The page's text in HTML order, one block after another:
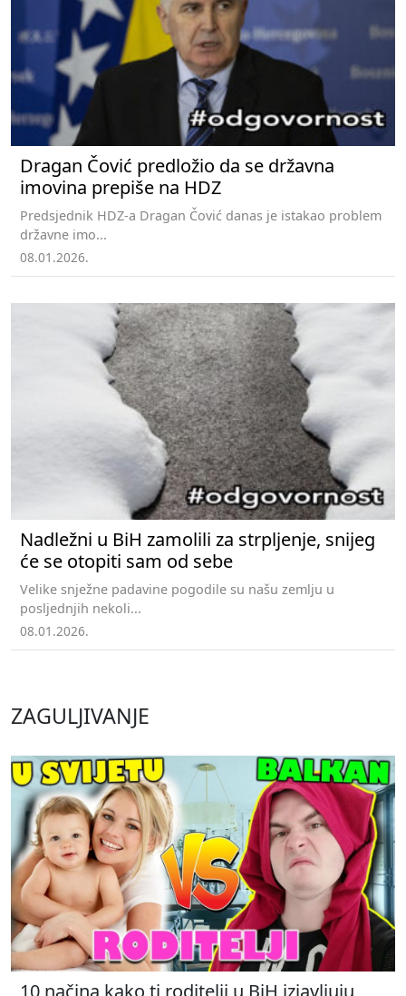
Dragan Čović predložio da se državna
imovina prepiše na HDZ
Predsjednik HDZ-a Dragan Čović danas je istakao problem
državne imo...
08.01.2026.
Nadležni u BiH zamolili za strpljenje, snijeg
će se otopiti sam od sebe
Velike snježne padavine pogodile su našu zemlju u
posljednjih nekoli...
08.01.2026.
ZAGULJIVANJE